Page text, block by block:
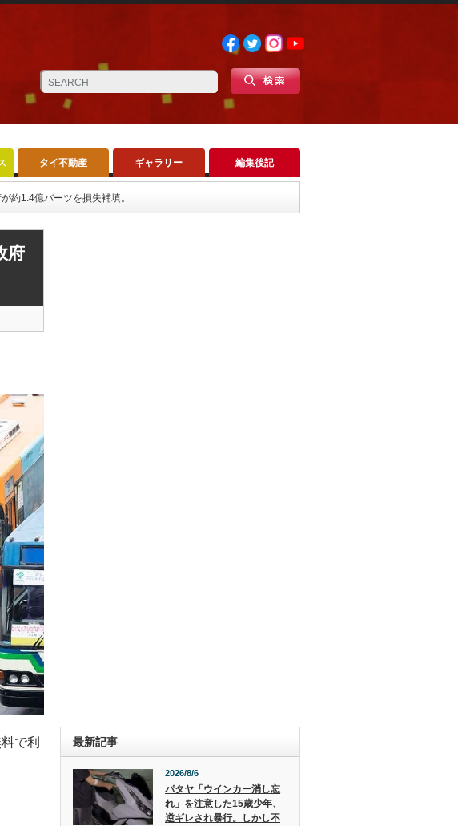
タイ不動産 ギャラリー 編集後記
約1.4億バーツを損失補填。
府
で利
最新記事
2026/8/6
パタヤ「ウインカー消し忘
れ」を注意した15歳少年、
逆ギレされ暴行。しかし不